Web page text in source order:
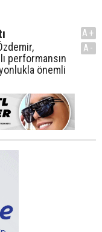
performansın
önemli
A+
A-